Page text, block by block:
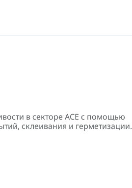
в секторе ACE с помощью
склеивания и герметизации.